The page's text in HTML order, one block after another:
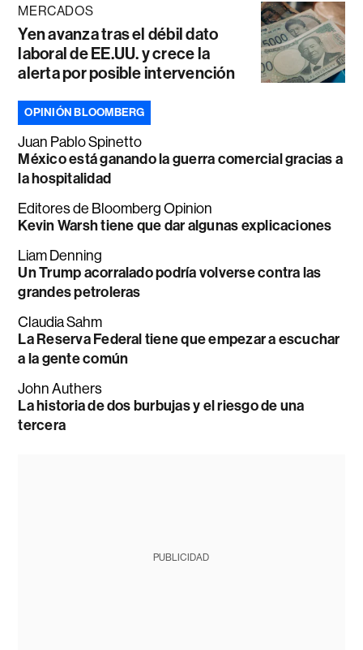
MERCADOS
Yen avanza tras el débil dato
laboral de EE.UU. y crece la
alerta por posible intervención
OPINIÓN BLOOMBERG
Juan Pablo Spinetto
México está ganando la guerra comercial gracias a
la hospitalidad
Editores de Bloomberg Opinion
Kevin Warsh tiene que dar algunas explicaciones
Liam Denning
Un Trump acorralado podría volverse contra las
grandes petroleras
Claudia Sahm
La Reserva Federal tiene que empezar a escuchar
a la gente común
John Authers
La historia de dos burbujas y el riesgo de una
tercera
PUBLICIDAD